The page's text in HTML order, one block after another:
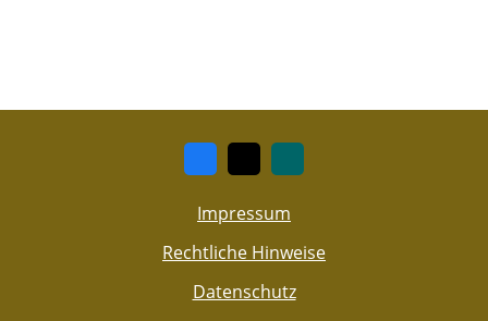
Impressum
Rechtliche Hinweise
Datenschutz